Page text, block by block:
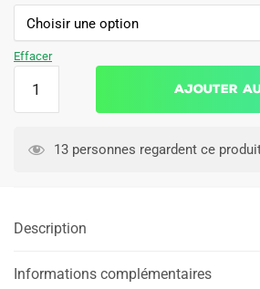
44.90€.29.90€.
Effacer
Bayern
2027
Ajouter
13 personnes regardent ce
Description
Informations complémentaires